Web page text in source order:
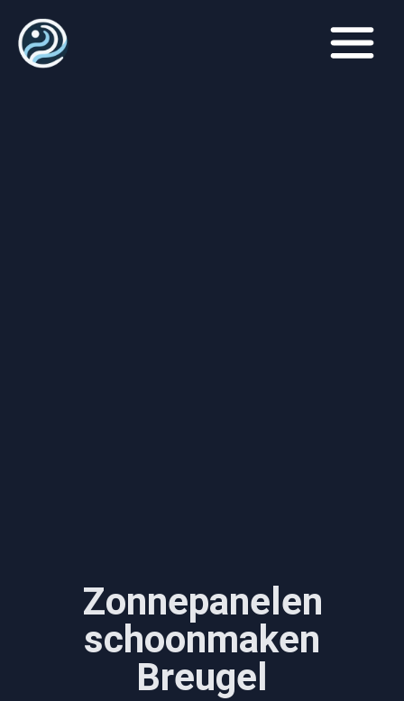
Zonnepanelen
schoonmaken
Breugel